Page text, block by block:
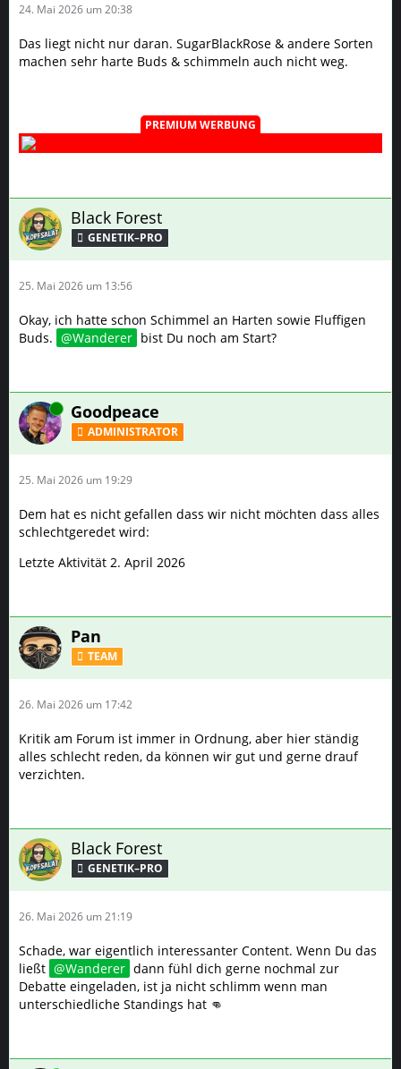
24. Mai 2026 um 20:38
Das liegt nicht nur daran. SugarBlackRose & andere Sorten
machen sehr harte Buds & schimmeln auch nicht weg.
PREMIUM WERBUNG
Black Forest
GENETIK–PRO
25. Mai 2026 um 13:56
Okay, ich hatte schon Schimmel an Harten sowie Fluffigen
Buds.
Wanderer bist Du noch am Start?
Online Goodpeace
ADMINISTRATOR
25. Mai 2026 um 19:29
Dem hat es nicht gefallen dass wir nicht möchten dass alles
schlechtgeredet wird:
Letzte Aktivität 2. April 2026
Pan
TEAM
26. Mai 2026 um 17:42
Kritik am Forum ist immer in Ordnung, aber hier ständig
alles schlecht reden, da können wir gut und gerne drauf
verzichten.
Black Forest
GENETIK–PRO
26. Mai 2026 um 21:19
Schade, war eigentlich interessanter Content. Wenn Du das
ließt
Wanderer dann fühl dich gerne nochmal zur
Debatte eingeladen, ist ja nicht schlimm wenn man
unterschiedliche Standings hat 👊